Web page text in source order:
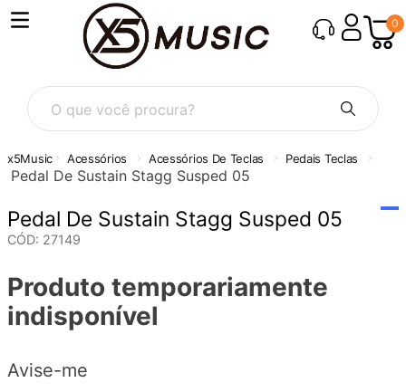
0
O que você procura?
Acessórios Acessórios De Teclas Pedais Teclas
Pedal De Sustain Stagg Susped 05
Pedal De Sustain Stagg Susped 05
CÓD: 27149
Produto temporariamente
indisponível
Avise-me